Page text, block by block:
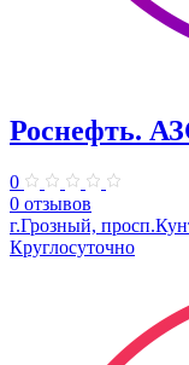
Роснефть.
0
0 отзывов
г.Грозный,
Круглосуточно